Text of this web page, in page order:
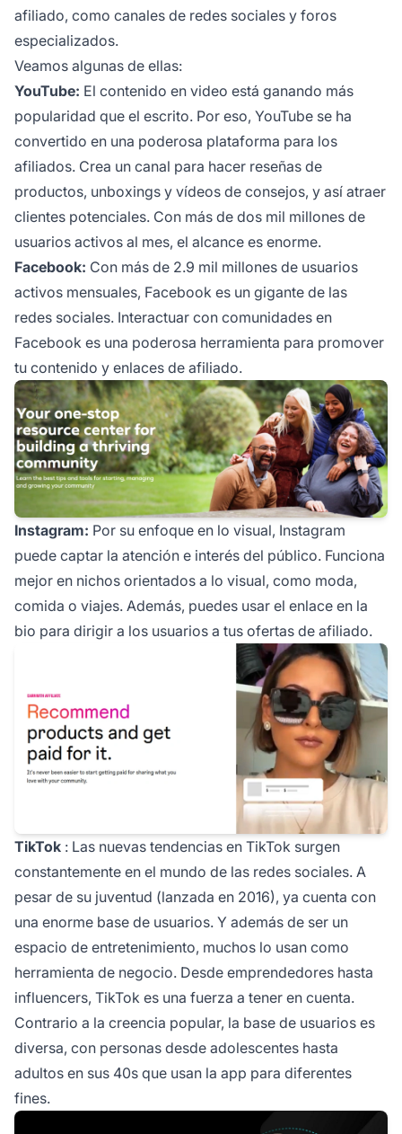
afiliado, como canales de redes sociales y foros
especializados.
Veamos algunas de ellas:
YouTube: El contenido en video está ganando más
popularidad que el escrito. Por eso, YouTube se ha
convertido en una poderosa plataforma para los
afiliados. Crea un canal para hacer reseñas de
productos, unboxings y vídeos de consejos, y así atraer
clientes potenciales. Con más de dos mil millones de
usuarios activos al mes, el alcance es enorme.
Facebook: Con más de 2.9 mil millones de usuarios
activos mensuales, Facebook es un gigante de las
redes sociales. Interactuar con comunidades en
Facebook es una poderosa herramienta para promover
tu contenido y enlaces de afiliado.
Instagram: Por su enfoque en lo visual, Instagram
puede captar la atención e interés del público. Funciona
mejor en nichos orientados a lo visual, como moda,
comida o viajes. Además, puedes usar el enlace en la
bio para dirigir a los usuarios a tus ofertas de afiliado.
TikTok : Las nuevas tendencias en TikTok surgen
constantemente en el mundo de las redes sociales. A
pesar de su juventud (lanzada en 2016), ya cuenta con
una enorme base de usuarios. Y además de ser un
espacio de entretenimiento, muchos lo usan como
herramienta de negocio. Desde emprendedores hasta
influencers, TikTok es una fuerza a tener en cuenta.
Contrario a la creencia popular, la base de usuarios es
diversa, con personas desde adolescentes hasta
adultos en sus 40s que usan la app para diferentes
fines.